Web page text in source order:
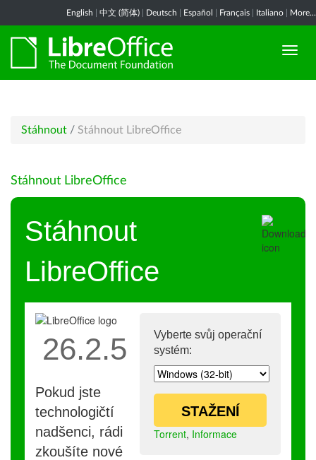
English 中文 (简体) Deutsch Español Français Italiano More...
Stáhnout / Stáhnout LibreOffice
Stáhnout LibreOffice
Stáhnout
LibreOffice
Vyberte svůj operační
systém:
STAŽENÍ
Torrent, Informace
26.2.5
Pokud jste
technologičtí
nadšenci, rádi
zkoušíte nové